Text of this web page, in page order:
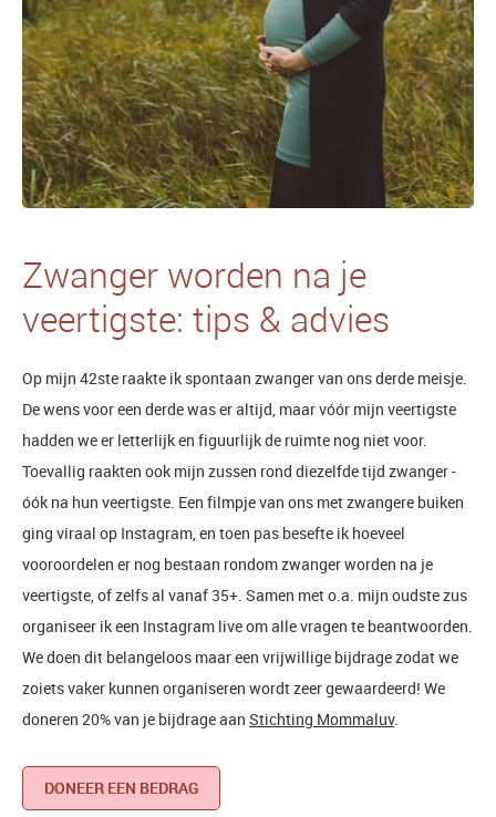
Zwanger worden na je
veertigste: tips & advies
Op mijn 42ste raakte ik spontaan zwanger van ons derde meisje.
De wens voor een derde was er altijd, maar vóór mijn veertigste
hadden we er letterlijk en figuurlijk de ruimte nog niet voor.
Toevallig raakten ook mijn zussen rond diezelfde tijd zwanger -
óók na hun veertigste. Een filmpje van ons met zwangere buiken
ging viraal op Instagram, en toen pas besefte ik hoeveel
vooroordelen er nog bestaan rondom zwanger worden na je
veertigste, of zelfs al vanaf 35+. Samen met o.a. mijn oudste zus
organiseer ik een Instagram live om alle vragen te beantwoorden.
We doen dit belangeloos maar een vrijwillige bijdrage zodat we
zoiets vaker kunnen organiseren wordt zeer gewaardeerd! We
doneren 20% van je bijdrage aan Stichting Mommaluv.
DONEER EEN BEDRAG